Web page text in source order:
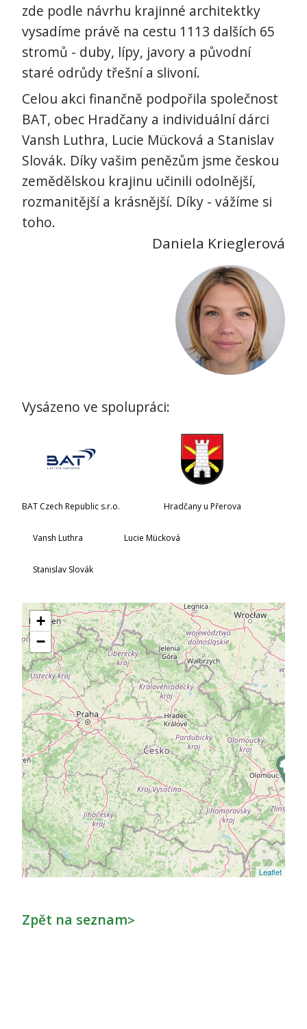
zde podle návrhu krajinné architektky
vysadíme právě na cestu 1113 dalších 65
stromů - duby, lípy, javory a původní
staré odrůdy třešní a slivoní.
Celou akci finančně podpořila společnost
BAT, obec Hradčany a individuální dárci
Vansh Luthra, Lucie Mücková a Stanislav
Slovák. Díky vašim penězům jsme českou
zemědělskou krajinu učinili odolnější,
rozmanitější a krásnější. Díky - vážíme si
toho.
Daniela Krieglerová
Vysázeno ve spolupráci:
BAT Czech Republic s.r.o. Hradčany u Přerova
Vansh Luthra Lucie Mücková
Stanislav Slovák
+
−
Leaflet
Zpět na seznam>